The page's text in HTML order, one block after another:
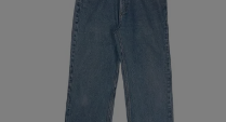
Accessory
Belt